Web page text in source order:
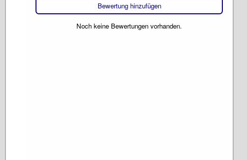
Bewertung hinzufügen
Noch keine Bewertungen vorhanden.